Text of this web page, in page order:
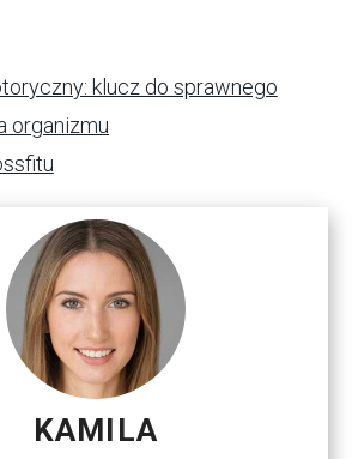
klucz do sprawnego
organizmu
KAMILA